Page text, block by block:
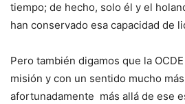
tiempo; de hecho, solo él y el
han conservado esa capacidad de
Pero también digamos que la
misión y con un sentido mucho
afortunadamente más allá de ese